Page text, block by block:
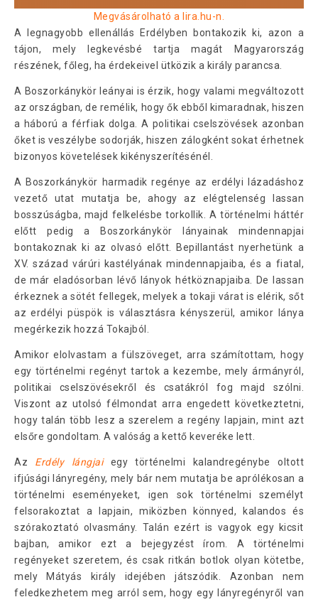
Megvásárolható a lira.hu-n.
A legnagyobb ellenállás Erdélyben bontakozik ki, azon a
tájon, mely legkevésbé tartja magát Magyarország
részének, főleg, ha érdekeivel ütközik a király parancsa.
A Boszorkánykör leányai is érzik, hogy valami megváltozott
az országban, de remélik, hogy ők ebből kimaradnak, hiszen
a háború a férfiak dolga. A politikai cselszövések azonban
őket is veszélybe sodorják, hiszen zálogként sokat érhetnek
bizonyos követelések kikényszerítésénél.
A Boszorkánykör harmadik regénye az erdélyi lázadáshoz
vezető utat mutatja be, ahogy az elégtelenség lassan
bosszúságba, majd felkelésbe torkollik. A történelmi háttér
előtt pedig a Boszorkánykör lányainak mindennapjai
bontakoznak ki az olvasó előtt. Bepillantást nyerhetünk a
XV. század várúri kastélyának mindennapjaiba, és a fiatal,
de már eladósorban lévő lányok hétköznapjaiba. De lassan
érkeznek a sötét fellegek, melyek a tokaji várat is elérik, sőt
az erdélyi püspök is választásra kényszerül, amikor lánya
megérkezik hozzá Tokajból.
Amikor elolvastam a fülszöveget, arra számítottam, hogy
egy történelmi regényt tartok a kezembe, mely ármányról,
politikai cselszövésekről és csatákról fog majd szólni.
Viszont az utolsó félmondat arra engedett következtetni,
hogy talán több lesz a szerelem a regény lapjain, mint azt
elsőre gondoltam. A valóság a kettő keveréke lett.
Az Erdély lángjaiegy történelmi kalandregénybe oltott
ifjúsági lányregény, mely bár nem mutatja be aprólékosan a
történelmi eseményeket, igen sok történelmi személyt
felsorakoztat a lapjain, miközben könnyed, kalandos és
szórakoztató olvasmány. Talán ezért is vagyok egy kicsit
bajban, amikor ezt a bejegyzést írom. A történelmi
regényeket szeretem, és csak ritkán botlok olyan kötetbe,
mely Mátyás király idejében játszódik. Azonban nem
feledkezhetem meg arról sem, hogy egy lányregényről van